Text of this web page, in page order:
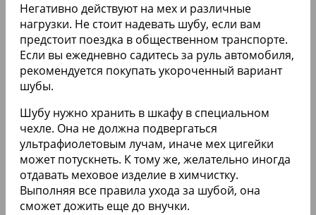
Негативно действуют на мех и различные
нагрузки. Не стоит надевать шубу, если вам
предстоит поездка в общественном транспорте.
Если вы ежедневно садитесь за руль автомобиля,
рекомендуется покупать укороченный вариант
шубы.
Шубу нужно хранить в шкафу в специальном
чехле. Она не должна подвергаться
ультрафиолетовым лучам, иначе мех цигейки
может потускнеть. К тому же, желательно иногда
отдавать меховое изделие в химчистку.
Выполняя все правила ухода за шубой, она
сможет дожить еще до внучки.